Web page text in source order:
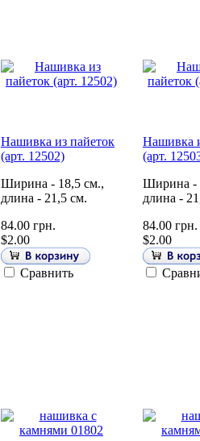
Нашивка из пайеток
(арт. 12502)
Ширина - 18,5 см.,
длина - 21,5 см.
84.00 грн.
$2.00
Сравнить
Нашивка
(арт.
Ширина -
длина -
84.00 грн.
$2.00